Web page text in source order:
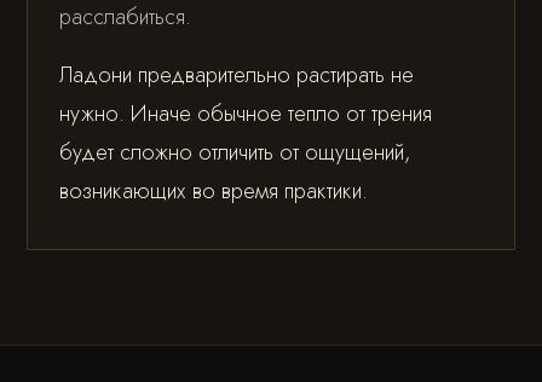
расслабиться.
Ладони предварительно растирать не
нужно. Иначе обычное тепло от трения
будет сложно отличить от ощущений,
возникающих во время практики.